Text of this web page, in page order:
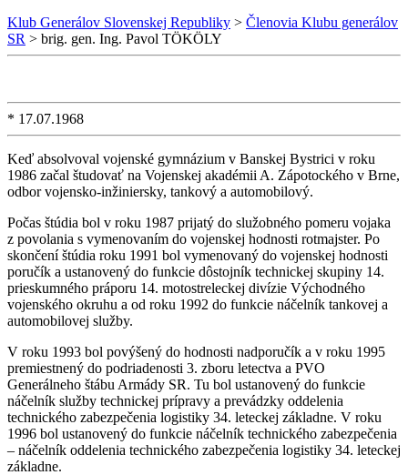
Klub Generálov Slovenskej Republiky > Členovia Klubu generálov
SR > brig. gen. Ing. Pavol TÖKÖLY
* 17.07.1968
Keď absolvoval vojenské gymnázium v Banskej Bystrici v roku
1986 začal študovať na Vojenskej akadémii A. Zápotockého v Brne,
odbor vojensko-inžiniersky, tankový a automobilový.
Počas štúdia bol v roku 1987 prijatý do služobného pomeru vojaka
z povolania s vymenovaním do vojenskej hodnosti rotmajster. Po
skončení štúdia roku 1991 bol vymenovaný do vojenskej hodnosti
poručík a ustanovený do funkcie dôstojník technickej skupiny 14.
prieskumného práporu 14. motostreleckej divízie Východného
vojenského okruhu a od roku 1992 do funkcie náčelník tankovej a
automobilovej služby.
V roku 1993 bol povýšený do hodnosti nadporučík a v roku 1995
premiestnený do podriadenosti 3. zboru letectva a PVO
Generálneho štábu Armády SR. Tu bol ustanovený do funkcie
náčelník služby technickej prípravy a prevádzky oddelenia
technického zabezpečenia logistiky 34. leteckej základne. V roku
1996 bol ustanovený do funkcie náčelník technického zabezpečenia
– náčelník oddelenia technického zabezpečenia logistiky 34. leteckej
základne.